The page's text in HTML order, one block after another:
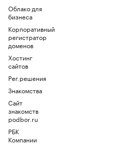
Облако для
бизнеса
Корпоративный
регистратор
доменов
Хостинг
сайтов
Рег.решения
Знакомства
Сайт
знакомств
podbor.ru
РБК
Компании